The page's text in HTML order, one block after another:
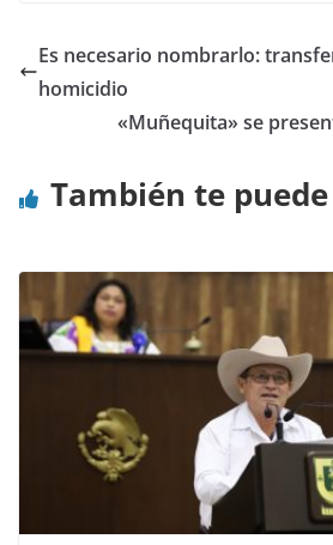
Es necesario nombrarlo:
homicidio
«Muñequita» se
También te